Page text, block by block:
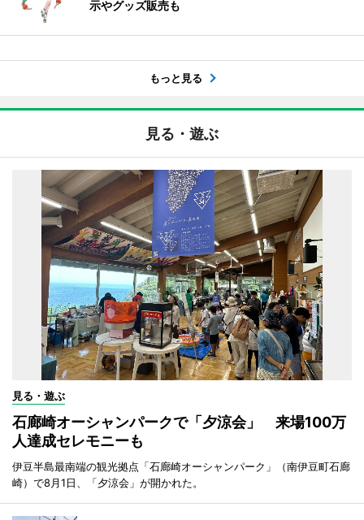
示やグッズ販売も
もっと見る
見る・遊ぶ
見る・遊ぶ
石廊崎オーシャンパークで「夕涼会」 来場100万
人達成セレモニーも
伊豆半島最南端の観光拠点「石廊崎オーシャンパーク」（南伊豆町石廊
崎）で8月1日、「夕涼会」が開かれた。